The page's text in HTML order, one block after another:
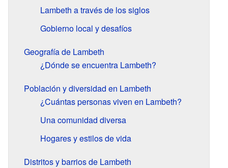
Lambeth a través de los siglos
Gobierno local y desafíos
Geografía de Lambeth
¿Dónde se encuentra Lambeth?
Población y diversidad en Lambeth
¿Cuántas personas viven en Lambeth?
Una comunidad diversa
Hogares y estilos de vida
Distritos y barrios de Lambeth